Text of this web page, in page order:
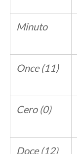
Minuto
Once (11)
Cero (0)
Doce (12)